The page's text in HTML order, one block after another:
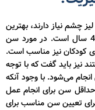
چشم نیاز دارند، بهترین
سن برای عمل لازک و لیزیک بین سنین 18 تا 40 سال است. در مورد سن
کودکان نیز مناسب است.
سنین بیشتر از 40 سال هستند نیز باید گفت که با توجه
می‌شود. با وجود آنکه
حداقل سن برای انجام عمل
برای تعیین سن مناسب برای